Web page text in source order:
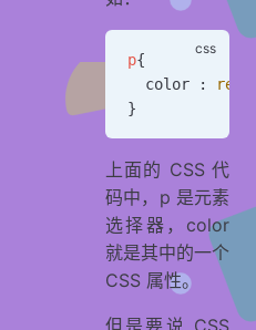
一道面试题
贡献者
p{
  color :
red
}
上面的 CSS 代
码中，p 是元素
选择器，color
就是其中的一个
CSS 属性。
但是要说 CSS